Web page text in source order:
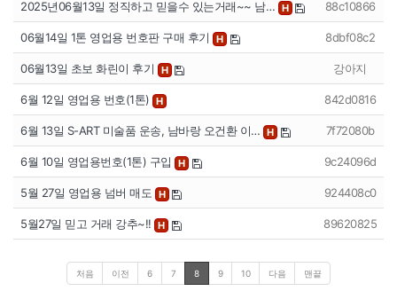
2025년06월13일 정직하고 믿을수 있는거래~~ 남… H 88c10866
06월14일 1톤 영업용 번호판 구매 후기 H 8dbf08c2
06월13일 초보 화린이 후기 H 강아지
6월 12일 영업용 번호(1톤) H 842d0816
6월 13일 S-ART 미술품 운송, 남바랑 오건환 이… H 7f72080b
6월 10일 영업용번호(1톤) 구입 H 9c24096d
5월 27일 영업용 넘버 매도 H 924408c0
5월27일 믿고 거래 강추~!! H 89620825
처음 이전 6 7 8 9 10 다음 맨끝